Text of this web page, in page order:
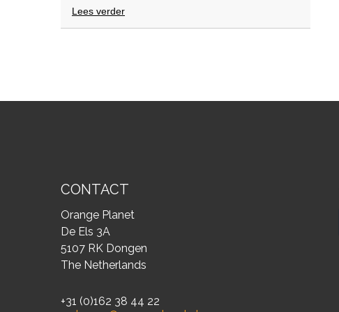
Lees verderover
CONTACT
Orange Planet
De Els 3A
5107 RK Dongen
The Netherlands
+31 (0)162 38 44 22